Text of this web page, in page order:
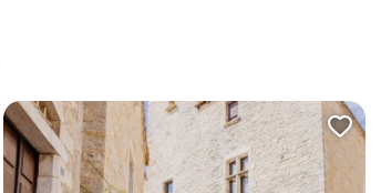
?cette page au carnet de